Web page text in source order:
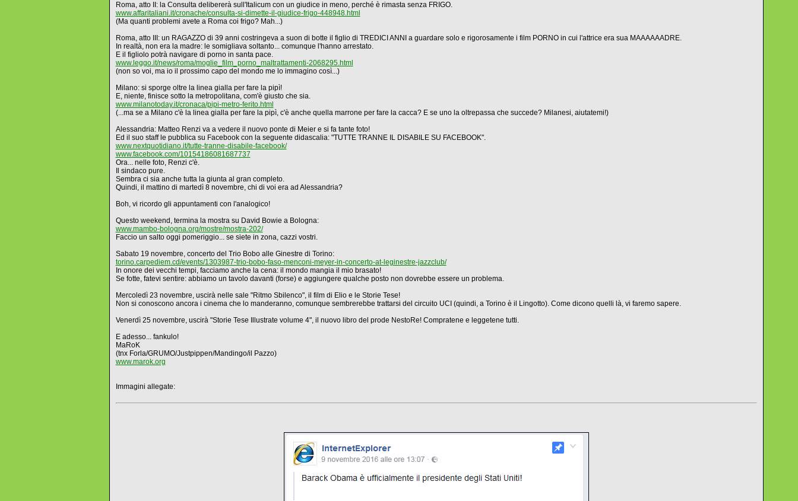
Roma, atto II: la Consulta delibererà sull'Italicum con un giudice in meno, perché è rimasta senza FRIGO.
www.affaritaliani.it/cronache/consulta-si-dimette-il-giudice-frigo-448948.html
(Ma quanti problemi avete a Roma coi frigo? Mah...)
Roma, atto III: un RAGAZZO di 39 anni costringeva a suon di botte il figlio di TREDICI ANNI a guardare solo e rigorosamente i film PORNO in cui l'attrice era sua MAAAAAADRE.
In realtà, non era la madre: le somigliava soltanto... comunque l'hanno arrestato.
E il figliolo potrà navigare di porno in santa pace.
www.leggo.it/news/roma/moglie_film_porno_maltrattamenti-2068295.html
(non so voi, ma io il prossimo capo del mondo me lo immagino così...)
Milano: si sporge oltre la linea gialla per fare la pipì!
E, niente, finisce sotto la metropolitana, com'è giusto che sia.
www.milanotoday.it/cronaca/pipi-metro-ferito.html
(...ma se a Milano c'è la linea gialla per fare la pipì, c'è anche quella marrone per fare la cacca? E se uno la oltrepassa che succede? Milanesi, aiutatemi!)
Alessandria: Matteo Renzi va a vedere il nuovo ponte di Meier e si fa tante foto!
Ed il suo staff le pubblica su Facebook con la seguente didascalia: "TUTTE TRANNE IL DISABILE SU FACEBOOK".
www.nextquotidiano.it/tutte-tranne-disabile-facebook/
www.facebook.com/10154186081687737
Ora... nelle foto, Renzi c'è.
Il sindaco pure.
Sembra ci sia anche tutta la giunta al gran completo.
Quindi, il mattino di martedì 8 novembre, chi di voi era ad Alessandria?
Boh, vi ricordo gli appuntamenti con l'analogico!
Questo weekend, termina la mostra su David Bowie a Bologna:
www.mambo-bologna.org/mostre/mostra-202/
Faccio un salto oggi pomeriggio... se siete in zona, cazzi vostri.
Sabato 19 novembre, concerto del Trio Bobo alle Ginestre di Torino:
torino.carpediem.cd/events/1303987-trio-bobo-faso-menconi-meyer-in-concerto-at-leginestre-jazzclub/
In onore dei vecchi tempi, facciamo anche la cena: il mondo mangia il mio brasato!
Se fotte, fatevi sentire: abbiamo un tavolo davanti (forse) e aggiungere qualche posto non dovrebbe essere un problema.
Mercoledì 23 novembre, uscirà nelle sale "Ritmo Sbilenco", il film di Elio e le Storie Tese!
Non si conoscono ancora i cinema che lo manderanno, comunque sembrerebbe trattarsi del circuito UCI (quindi, a Torino è il Lingotto). Come dicono quelli là, vi faremo sapere.
Venerdì 25 novembre, uscirà "Storie Tese Illustrate volume 4", il nuovo libro del prode NestoRe! Compratene e leggetene tutti.
E adesso... fankulo!
MaRoK
(tnx Forla/GRUMO/Justpippen/Mandingo/il Pazzo)
www.marok.org
Immagini allegate: